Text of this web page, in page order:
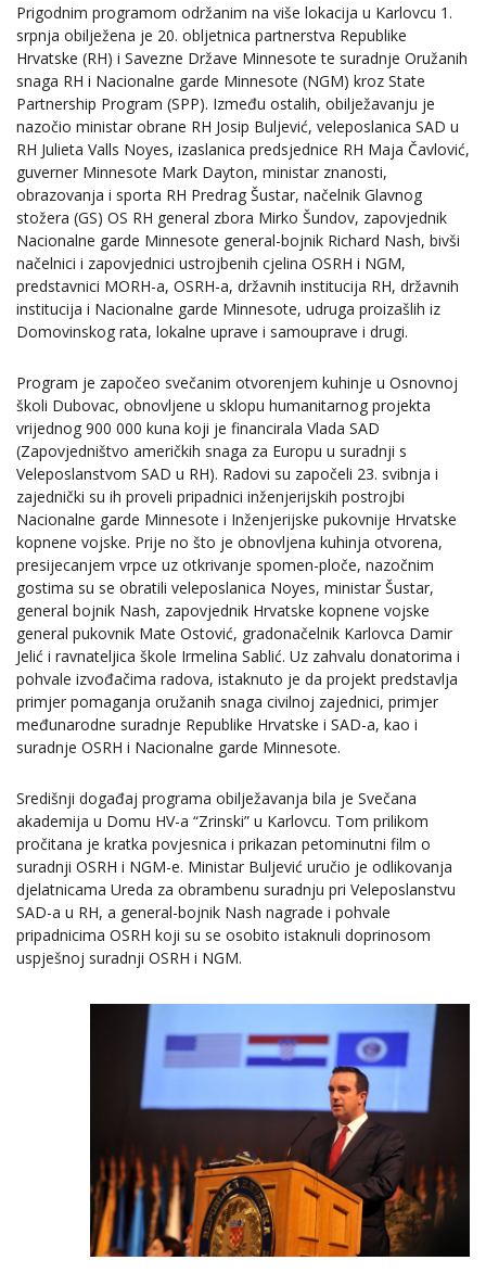
Prigodnim programom održanim na više lokacija u Karlovcu 1.
srpnja obilježena je 20. obljetnica partnerstva Republike
Hrvatske (RH) i Savezne Države Minnesote te suradnje Oružanih
snaga RH i Nacionalne garde Minnesote (NGM) kroz State
Partnership Program (SPP). Između ostalih, obilježavanju je
nazočio ministar obrane RH Josip Buljević, veleposlanica SAD u
RH Julieta Valls Noyes, izaslanica predsjednice RH Maja Čavlović,
guverner Minnesote Mark Dayton, ministar znanosti,
obrazovanja i sporta RH Predrag Šustar, načelnik Glavnog
stožera (GS) OS RH general zbora Mirko Šundov, zapovjednik
Nacionalne garde Minnesote general-bojnik Richard Nash, bivši
načelnici i zapovjednici ustrojbenih cjelina OSRH i NGM,
predstavnici MORH-a, OSRH-a, državnih institucija RH, državnih
institucija i Nacionalne garde Minnesote, udruga proizašlih iz
Domovinskog rata, lokalne uprave i samouprave i drugi.
Program je započeo svečanim otvorenjem kuhinje u Osnovnoj
školi Dubovac, obnovljene u sklopu humanitarnog projekta
vrijednog 900 000 kuna koji je financirala Vlada SAD
(Zapovjedništvo američkih snaga za Europu u suradnji s
Veleposlanstvom SAD u RH). Radovi su započeli 23. svibnja i
zajednički su ih proveli pripadnici inženjerijskih postrojbi
Nacionalne garde Minnesote i Inženjerijske pukovnije Hrvatske
kopnene vojske. Prije no što je obnovljena kuhinja otvorena,
presijecanjem vrpce uz otkrivanje spomen-ploče, nazočnim
gostima su se obratili veleposlanica Noyes, ministar Šustar,
general bojnik Nash, zapovjednik Hrvatske kopnene vojske
general pukovnik Mate Ostović, gradonačelnik Karlovca Damir
Jelić i ravnateljica škole Irmelina Sablić. Uz zahvalu donatorima i
pohvale izvođačima radova, istaknuto je da projekt predstavlja
primjer pomaganja oružanih snaga civilnoj zajednici, primjer
međunarodne suradnje Republike Hrvatske i SAD-a, kao i
suradnje OSRH i Nacionalne garde Minnesote.
Središnji događaj programa obilježavanja bila je Svečana
akademija u Domu HV-a “Zrinski” u Karlovcu. Tom prilikom
pročitana je kratka povjesnica i prikazan petominutni film o
suradnji OSRH i NGM-e. Ministar Buljević uručio je odlikovanja
djelatnicama Ureda za obrambenu suradnju pri Veleposlanstvu
SAD-a u RH, a general-bojnik Nash nagrade i pohvale
pripadnicima OSRH koji su se osobito istaknuli doprinosom
uspješnoj suradnji OSRH i NGM.